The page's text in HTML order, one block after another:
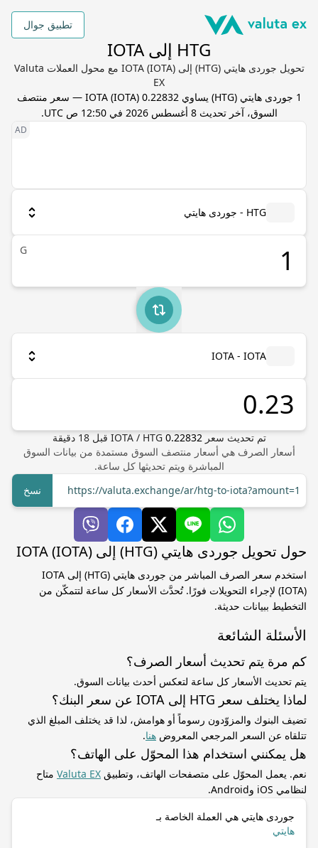
تطبيق جوال
HTG إلى IOTA
تحويل جوردى هايتي (HTG) إلى IOTA (IOTA) مع محول العملات Valuta
EX
1 جوردى هايتي (
HTG) يساوي0.22832
IOTA(IOTA
) — سعر منتصف
السوق، آخر تحديث8 أغسطس 2026 في 12:50 ص UTC .
HTG - جوردى هايتي
G
IOTA - IOTA
تم تحديث سعر IOTA/ HTG 0.22832 قبل18 دقيقة
أسعار الصرف هي أسعار منتصف السوق مستمدة من بيانات السوق
المباشرة ويتم تحديثها كل ساعة.
https://valuta.exchange/ar/htg-to-iota?amount=1
نسخ
حول تحويل جوردى هايتي (HTG) إلى IOTA (IOTA)
استخدم سعر الصرف المباشر من جوردى هايتي (HTG) إلى IOTA
(IOTA) لإجراء التحويلات فورًا. تُحدَّث الأسعار كل ساعة لتتمكّن من
التخطيط ببيانات حديثة.
الأسئلة الشائعة
كم مرة يتم تحديث أسعار الصرف؟
يتم تحديث الأسعار كل ساعة لتعكس أحدث بيانات السوق.
لماذا يختلف سعر HTG إلى IOTA عن سعر البنك؟
تضيف البنوك والمزوّدون رسوماً أو هوامش، لذا قد يختلف المبلغ الذي
تتلقاه عن السعر المرجعي المعروض هنا.
هل يمكنني استخدام هذا المحوّل على الهاتف؟
نعم. يعمل المحوّل على متصفحات الهاتف، وتطبيق Valuta EX متاح
لنظامي iOS وAndroid.
جوردى هايتي هي العملة الخاصة بـ
هايتي